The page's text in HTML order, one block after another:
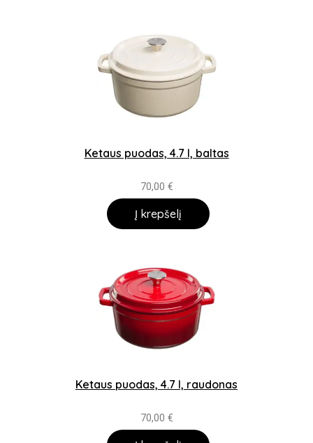
Ketaus puodas, 4.7 l, baltas
70,00 €
Į krepšelį
Ketaus puodas, 4.7 l, raudonas
70,00 €